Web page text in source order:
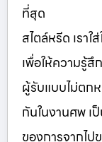
ที่สุด
สไตล์หรีด เรา
เพื่อให้ความรู้
ผู้รับแบบไม่ตก
กันในงานศพ เ
ของการจากไ